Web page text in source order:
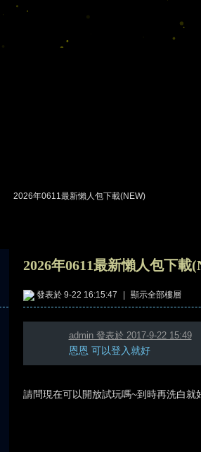
2026年0611最新懶人包下載(NEW)
2026年0611最新懶人包下載
發表於 9-22 16:15:47 顯示全部樓層
admin 發表於 2017-9-22 15:49
恩恩 可以登入就好
請問現在可以開放試玩嗎~到時再洗白就